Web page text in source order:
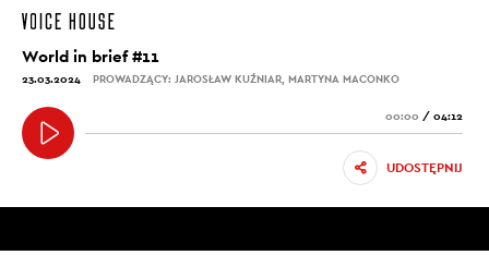
World in brief #11
23.03.2024 PROWADZĄCY: JAROSŁAW KUŹNIAR, MARTYNA MACONKO
00:00 / 04:12
UDOSTĘPNIJ